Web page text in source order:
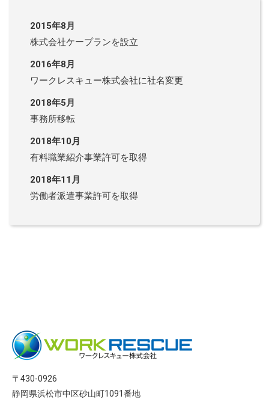
2015年8月
株式会社ケープランを設立
2016年8月
ワークレスキュー株式会社に社名変更
2018年5月
事務所移転
2018年10月
有料職業紹介事業許可を取得
2018年11月
労働者派遣事業許可を取得
〒430-0926
静岡県浜松市中区砂山町1091番地